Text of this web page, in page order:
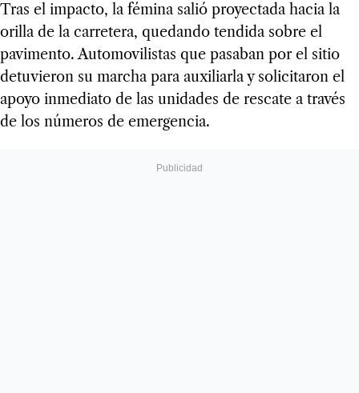
Tras el impacto, la fémina salió proyectada hacia la
orilla de la carretera, quedando tendida sobre el
pavimento. Automovilistas que pasaban por el sitio
detuvieron su marcha para auxiliarla y solicitaron el
apoyo inmediato de las unidades de rescate a través
de los números de emergencia.